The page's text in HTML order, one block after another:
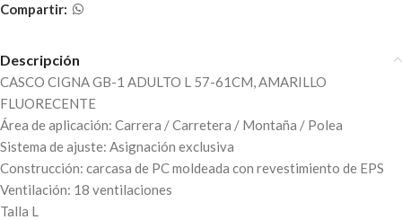
Compartir:
Descripción
CASCO CIGNA GB-1 ADULTO L 57-61CM, AMARILLO
FLUORECENTE
Área de aplicación: Carrera / Carretera / Montaña / Polea
Sistema de ajuste: Asignación exclusiva
Construcción: carcasa de PC moldeada con revestimiento de EPS
Ventilación: 18 ventilaciones
Talla L